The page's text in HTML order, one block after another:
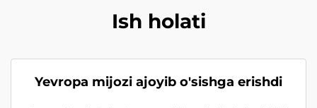
Ish holati
Yevropa mijozi ajoyib o'sishga erishdi